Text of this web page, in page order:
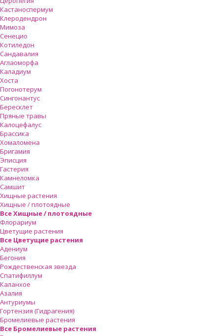
Кастаноспермум
Клеродендрон
Мимоза
Сенецио
Котиледон
Сандавалия
Аглаоморфа
Каладиум
Хоста
Погонотерум
Сингонантус
Бересклет
Пряные травы
Калоцефалус
Брассика
Хомаломена
Бригамия
Эписция
Гастерия
Камнеломка
Самшит
Хищные растения
Хищные / плотоядные
Все Хищные / плотоядные
Флорариум
Цветущие растения
Все Цветущие растения
Адениум
Бегония
Рождественская звезда
Спатифиллум
Каланхое
Азалия
Антуриумы
Гортензия (Гидрагения)
Бромелиевые растения
Все Бромелиевые растения